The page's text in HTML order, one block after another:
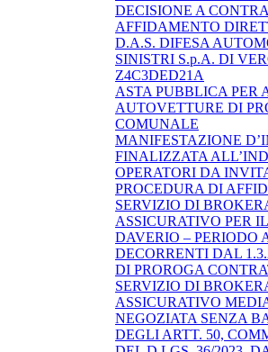
DECISIONE A
AFFIDAMENTO
D.A.S. DIFESA
SINISTRI S.p.A. DI
Z4C3DED21A
ASTA PUBBLICA PER
AUTOVETTURE DI
COMUNALE
MANIFESTAZIONE
FINALIZZATA
OPERATORI DA
PROCEDURA DI
SERVIZIO DI
ASSICURATIVO PER
DAVERIO – PERIODO
DECORRENTI DAL
DI PROROGA
SERVIZIO DI
ASSICURATIVO
NEGOZIATA SENZA
DEGLI ARTT. 50,